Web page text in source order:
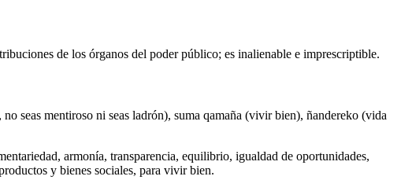
de los órganos del poder público; es inalienable e imprescriptible.
seas mentiroso ni seas ladrón), suma qamaña (vivir bien), ñandereko (vida
armonía, transparencia, equilibrio, igualdad de oportunidades,
y bienes sociales, para vivir bien.